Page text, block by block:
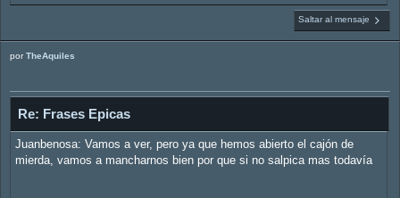
Saltar al mensaje
porTheAquiles
Re: Frases Epicas
Juanbenosa: Vamos a ver, pero ya que hemos abierto el cajón de
mierda, vamos a mancharnos bien por que si no salpica mas todavía